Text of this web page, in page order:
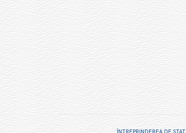
ÎNTREPRINDEREA DE STAT